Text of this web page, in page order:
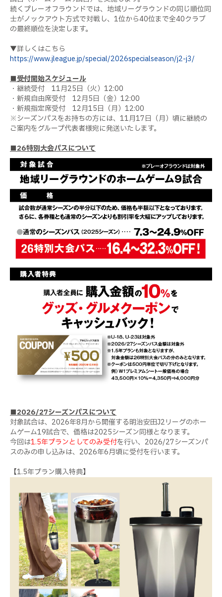
続くプレーオフラウンドでは、地域リーグラウンドの同じ順位同
士がノックアウト方式で対戦し、1位から40位まで全40クラブ
の最終順位を決定します。
▼詳しくはこちら
https://www.jleague.jp/special/2026specialseason/j2-j3/
■受付開始スケジュール
・継続受付 11月25日（火）12:00
・新規自由席受付 12月5日（金）12:00
・新規指定席受付 12月15日（月）12:00
※シーズンパスをお持ちの方には、11月17日（月）頃に継続の
ご案内をグループ代表者様宛に発送いたします。
■26特別大会パスについて
■2026/27シーズンパスについて
対象試合は、2026年8月から開催する明治安田J2リーグのホー
ムゲーム19試合で、価格は2025シーズン同様となります。
今回は1.5年プランとしてのみ受付を行い、2026/27シーズンパ
スのみの申し込みは、2026年6月頃に受付を行います。
【1.5年プラン購入特典】